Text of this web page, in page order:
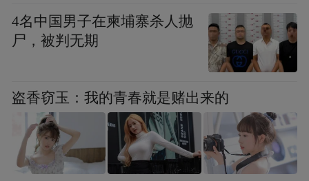
好的、不一样的未来。
但是不用那么担心，因为一个处在美国政治
权力结构当中的总统并不能为所欲为，特别
是像特朗普这样没有经验的人需要很多幕
僚、智囊、决策机构，这些人他们都知道要
跟整个美国政治、跟议会、跟最高法院、跟
州一级的政级涡旋。就像奥巴马，当时有人
4名中国男子在柬埔寨杀人抛
尸，被判无期
盗香窃玉：我的青春就是赌出来的